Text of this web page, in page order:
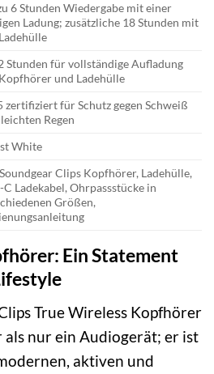
6 Stunden Wiedergabe mit einer
Ladung; zusätzliche 18 Stunden mit
Stunden für vollständige Aufladung
und Ladehülle
zertifiziert für Schutz gegen Schweiß
Regen
White
Clips Kopfhörer, Ladehülle,
C Ladekabel, Ohrpassstücke in
Größen,
Ein Statement
True Wireless Kopfhörer
nur ein Audiogerät; er ist
aktiven und